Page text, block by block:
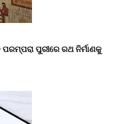
ପୁରୀରେ ରଥ ନିର୍ମାଣକୁ